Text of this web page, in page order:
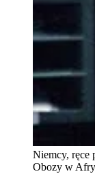
Niemcy, ręce
Obozy w